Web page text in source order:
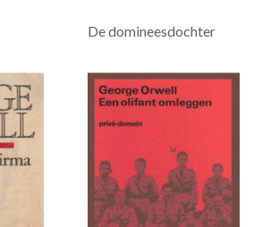
De domineesdochter